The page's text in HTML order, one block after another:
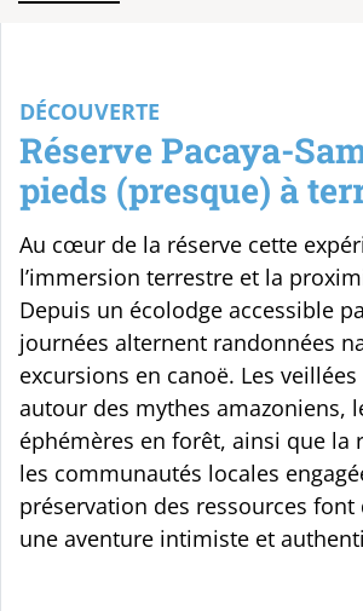
DÉCOUVERTE
Réserve Pacaya-
pieds (presque) à
Au cœur de la réserve cette
l’immersion terrestre et la
Depuis un écolodge accessible
journées alternent randonnées
excursions en canoë. Les
autour des mythes amazoniens,
éphémères en forêt, ainsi que la
les communautés locales
préservation des ressources font
une aventure intimiste et